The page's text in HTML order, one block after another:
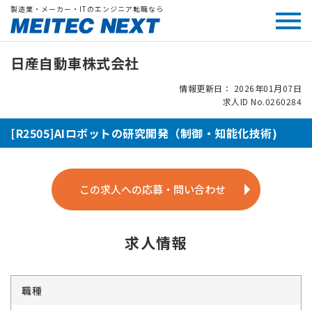
製造業・メーカー・ITのエンジニア転職なら
日産自動車株式会社
情報更新日： 2026年01月07日
求人ID No.0260284
[R2505]AIロボットの研究開発（制御・知能化技術)
この求人への応募・問い合わせ
求人情報
職種